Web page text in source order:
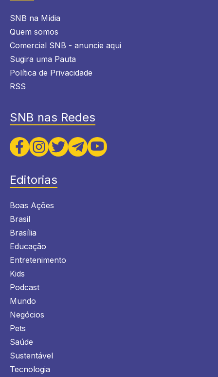
SNB na Mídia
Quem somos
Comercial SNB - anuncie aqui
Sugira uma Pauta
Política de Privacidade
RSS
SNB nas Redes
Editorias
Boas Ações
Brasil
Brasília
Educação
Entretenimento
Kids
Podcast
Mundo
Negócios
Pets
Saúde
Sustentável
Tecnologia